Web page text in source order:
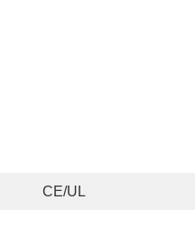
CE/UL